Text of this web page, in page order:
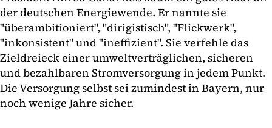
der deutschen Energiewende. Er nannte sie
"überambitioniert", "dirigistisch", "Flickwerk",
"inkonsistent" und "ineffizient". Sie verfehle das
Zieldreieck einer umweltverträglichen, sicheren
und bezahlbaren Stromversorgung in jedem Punkt.
Die Versorgung selbst sei zumindest in Bayern, nur
noch wenige Jahre sicher.